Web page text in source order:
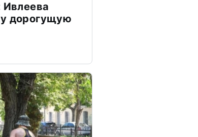
дорогущую